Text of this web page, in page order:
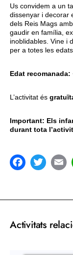
Us convidem a un
dissenyar i decorar
dels Reis Mags
gaudir en família,
inoblidables. Vine i
per a totes les
Edat recomanada:
L’activitat és
Important: Els
durant tota
Activitats